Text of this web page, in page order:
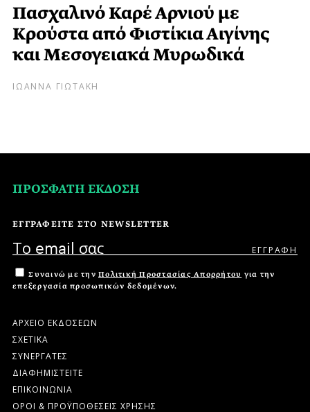
Πασχαλινό Καρέ Αρνιού με
Κρούστα από Φιστίκια Αιγίνης
και Μεσογειακά Μυρωδικά
ΙΩΑΝΝΑ ΓΙΩΤΑΚΗ
ΠΡΟΣΦΑΤΗ ΕΚΔΟΣΗ
ΕΓΓΡΑΦΕΙΤΕ ΣΤΟ NEWSLETTER
Συναινώ με την Πολιτική Προστασίας Απορρήτου για την
επεξεργασία προσωπικών δεδομένων.
ΑΡΧΕΙΟ ΕΚΔΟΣΕΩΝ
ΣΧΕΤΙΚΑ
ΣΥΝΕΡΓΑΤΕΣ
ΔΙΑΦΗΜΙΣΤΕΙΤΕ
ΕΠΙΚΟΙΝΩΝΙΑ
ΟΡΟΙ & ΠΡΟΫΠΟΘΕΣΕΙΣ ΧΡΗΣΗΣ